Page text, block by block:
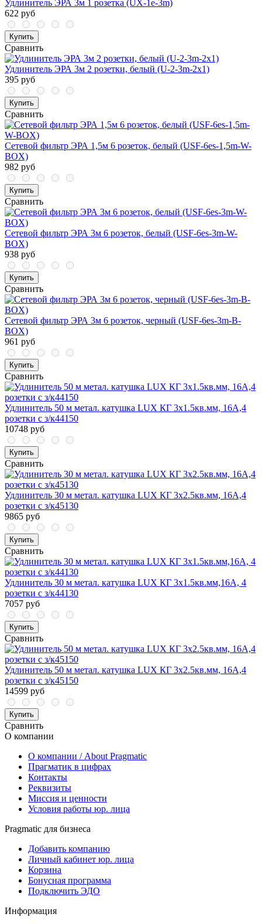
Удлинитель ЭРА 3м 1 розетка (UX-1е-3m)
622 руб
Купить
Сравнить
Удлинитель ЭРА 3м 2 розетки, белый (U-2-3m-2x1)
395 руб
Купить
Сравнить
Сетевой фильтр ЭРА 1,5м 6 розеток, белый (USF-6es-1,5m-W-
BOX)
982 руб
Купить
Сравнить
Сетевой фильтр ЭРА 3м 6 розеток, белый (USF-6es-3m-W-
BOX)
938 руб
Купить
Сравнить
Сетевой фильтр ЭРА 3м 6 розеток, черный (USF-6es-3m-B-
BOX)
961 руб
Купить
Сравнить
Удлинитель 50 м метал. катушка LUX КГ 3x1.5кв.мм, 16А,4
розетки с з/к44150
10748 руб
Купить
Сравнить
Удлинитель 30 м метал. катушка LUX КГ 3x2.5кв.мм, 16А,4
розетки с з/к45130
9865 руб
Купить
Сравнить
Удлинитель 30 м метал. катушка LUX КГ 3x1.5кв.мм,16А, 4
розетки с з/к44130
7057 руб
Купить
Сравнить
Удлинитель 50 м метал. катушка LUX КГ 3x2.5кв.мм, 16А,4
розетки с з/к45150
14599 руб
Купить
Сравнить
О компании
О компании / About Pragmatic
Прагматик в цифрах
Контакты
Реквизиты
Миссия и ценности
Условия работы юр. лица
Pragmatic для бизнеса
Добавить компанию
Личный кабинет юр. лица
Корзина
Бонусная программа
Подключить ЭДО
Информация